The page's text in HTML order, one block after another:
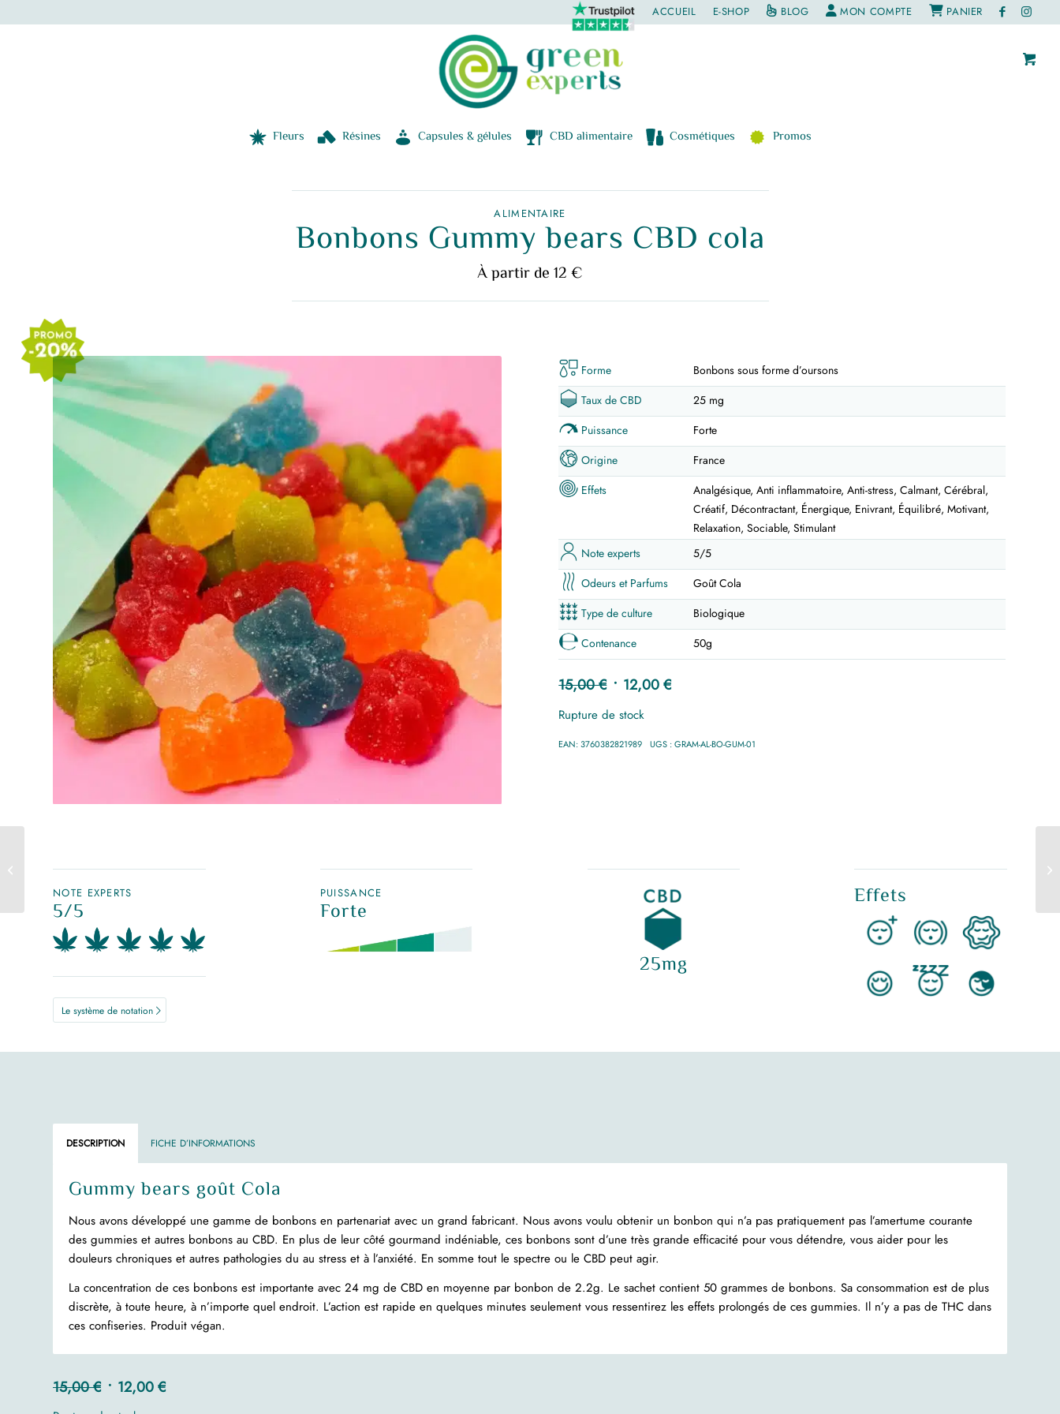
ACCUEIL E-SHOP BLOG MON COMPTE PANIER
Fleurs Résines Capsules & gélules CBD alimentaire Cosmétiques Promos
ALIMENTAIRE
Bonbons Gummy bears CBD cola
À partir de 12 €
Forme
Bonbons sous forme d’oursons
Taux de CBD
25 mg
Puissance
Forte
Origine
France
Effets
Analgésique, Anti inflammatoire, Anti-stress, Calmant, Cérébral,
Créatif, Décontractant, Énergique, Enivrant, Équilibré, Motivant,
Relaxation, Sociable, Stimulant
Note experts
5/5
Odeurs et Parfums
Goût Cola
Type de culture
Biologique
Contenance
50g
15,00€ Le
initial
était :
12,00€Le
est :
Rupture de stock
EAN:3760382821989 UGS :GRAM-AL-BO-GUM-01
NOTE EXPERTS
5/5
Le système de notation
PUISSANCE
Forte
25mg
Effets
DESCRIPTION FICHE D’INFORMATIONS
Gummy bears goût Cola
Nous avons développé une gamme de bonbons en partenariat avec un grand fabricant. Nous avons voulu obtenir un bonbon qui n’a pas pratiquement pas l’amertume courante
des gummies et autres bonbons au CBD. En plus de leur côté gourmand indéniable, ces bonbons sont d’une très grande efficacité pour vous détendre, vous aider pour les
douleurs chroniques et autres pathologies du au stress et à l’anxiété. En somme tout le spectre ou le CBD peut agir.
La concentration de ces bonbons est importante avec 24 mg de CBD en moyenne par bonbon de 2.2g. Le sachet contient 50 grammes de bonbons. Sa consommation est de plus
discrète, à toute heure, à n’importe quel endroit. L’action est rapide en quelques minutes seulement vous ressentirez les effets prolongés de ces gummies. Il n’y a pas de THC dans
ces confiseries. Produit végan.
15,00€ Le 12,00€Le